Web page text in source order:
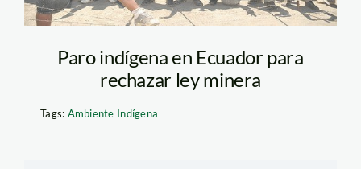
Paro indígena en Ecuador para
rechazar ley minera
Tags: Ambiente Indígena